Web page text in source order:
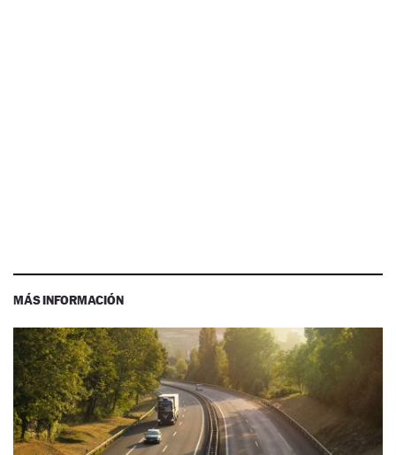
MÁS INFORMACIÓN